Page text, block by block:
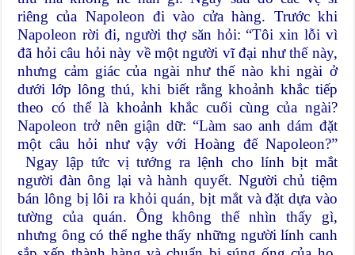
riêng của Napoleon đi vào cửa hàng. Trước khi
Napoleon rời đi, người thợ săn hỏi: “Tôi xin lỗi vì
đã hỏi câu hỏi này về một người vĩ đại như thế này,
nhưng cảm giác của ngài như thế nào khi ngài ở
dưới lớp lông thú, khi biết rằng khoảnh khắc tiếp
theo có thể là khoảnh khắc cuối cùng của ngài?
Napoleon trở nên giận dữ: “Làm sao anh dám đặt
một câu hỏi như vậy với Hoàng đế Napoleon?”
Ngay lập tức vị tướng ra lệnh cho lính bịt mắt
người đàn ông lại và hành quyết. Người chủ tiệm
bán lông bị lôi ra khỏi quán, bịt mắt và đặt dựa vào
tường của quán. Ông không thể nhìn thấy gì,
nhưng ông có thể nghe thấy những người lính canh